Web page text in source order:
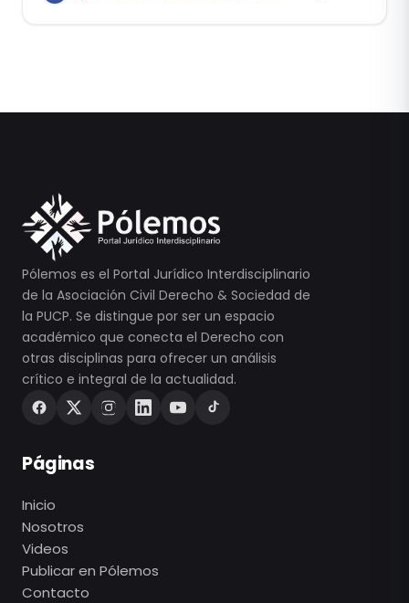
Pólemos es el Portal Jurídico Interdisciplinario
de la Asociación Civil Derecho & Sociedad de
la PUCP. Se distingue por ser un espacio
académico que conecta el Derecho con
otras disciplinas para ofrecer un análisis
crítico e integral de la actualidad.
Páginas
Inicio
Nosotros
Videos
Publicar en Pólemos
Contacto